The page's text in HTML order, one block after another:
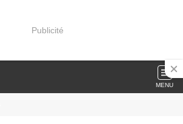
Publicité
MENU